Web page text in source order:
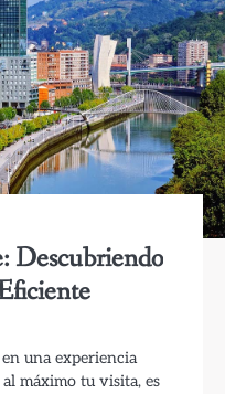
Descubriendo
una experiencia
máximo tu visita, es